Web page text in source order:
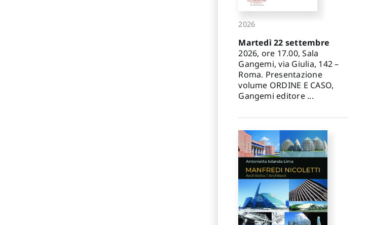
2026
Martedì 22 settembre
2026, ore 17.00, Sala
Gangemi, via Giulia, 142 –
Roma. Presentazione
volume ORDINE E CASO,
Gangemi editore ...